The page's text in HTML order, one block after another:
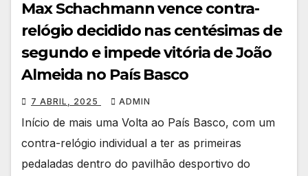
Max Schachmann vence contra-
relógio decidido nas centésimas de
segundo e impede vitória de João
Almeida no País Basco
7 ABRIL, 2025 ADMIN
Início de mais uma Volta ao País Basco, com um
contra-relógio individual a ter as primeiras
pedaladas dentro do pavilhão desportivo do